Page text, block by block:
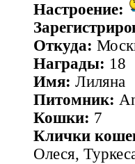
Настроение:
Откуда:
Награды: 18
Имя: Лиляна
Питомник:
Кошки: 7
Клички
Олеся,